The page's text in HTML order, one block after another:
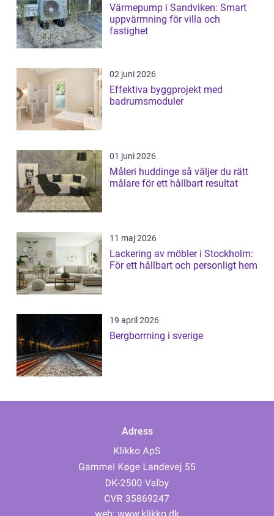
Värmepump i Sandviken: Smart
uppvärmning för villa och
fastighet
02 juni 2026
Effektiva byggprojekt med
badrumsmoduler
01 juni 2026
Måleri huddinge så väljer du rätt
målare för ett hållbart resultat
11 maj 2026
Lackering av möbler i Stockholm:
För ett hållbart och personligt hem
19 april 2026
Bergborrning i sverige
Adress